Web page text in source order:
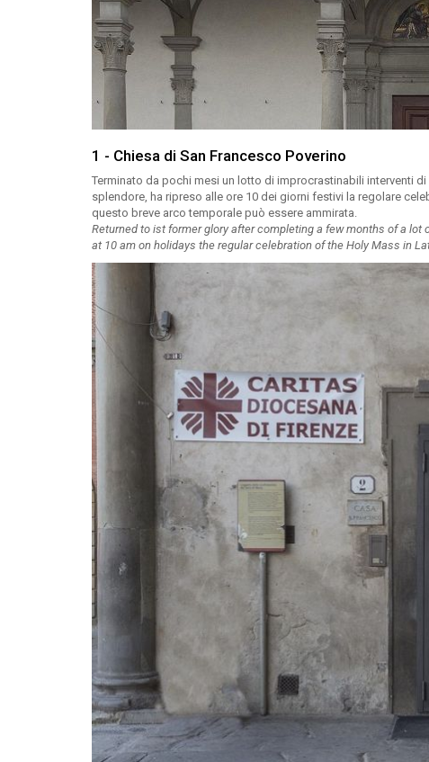
1 - Chiesa di San Francesco Poverino
Terminato da pochi mesi un lotto di improcrastinabili interventi
splendore, ha ripreso alle ore 10 dei giorni festivi la regolare
questo breve arco temporale può essere ammirata.
Returned to ist former glory after completing a few months of a
at 10 am on holidays the regular celebration of the Holy Mass in